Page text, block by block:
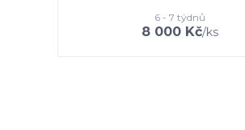
8 000 Kč/ks
6 - 7 týdnů